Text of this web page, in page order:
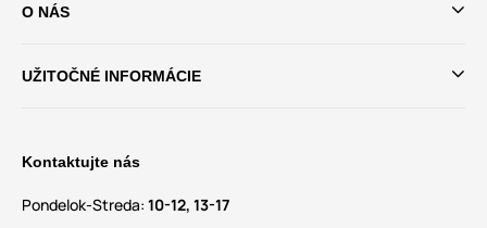
O NÁS
UŽITOČNÉ INFORMÁCIE
Kontaktujte nás
Pondelok-Streda: 10-12, 13-17